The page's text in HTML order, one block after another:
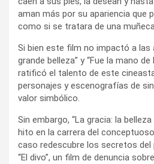
aman más por su apariencia que
como si se tratara de una
Si bien este film no impactó a las
grande belleza” y “Fue la mano
ratificó el talento de este
personajes y escenografías de
valor simbólico.
Sin embargo, “La gracia: la
hito en la carrera del
caso redescubre los secretos del
“El divo”, un film de denuncia